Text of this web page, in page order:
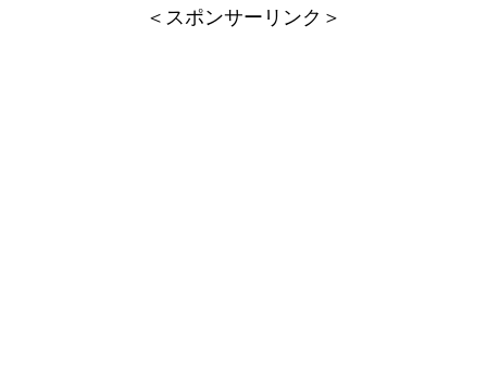
＜スポンサーリンク＞